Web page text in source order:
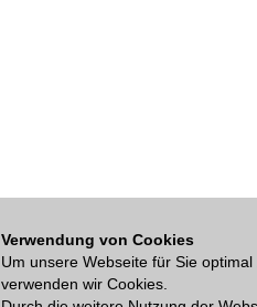
Verwendung von Cookies
Um unsere Webseite für Sie optimal
verwenden wir Cookies.